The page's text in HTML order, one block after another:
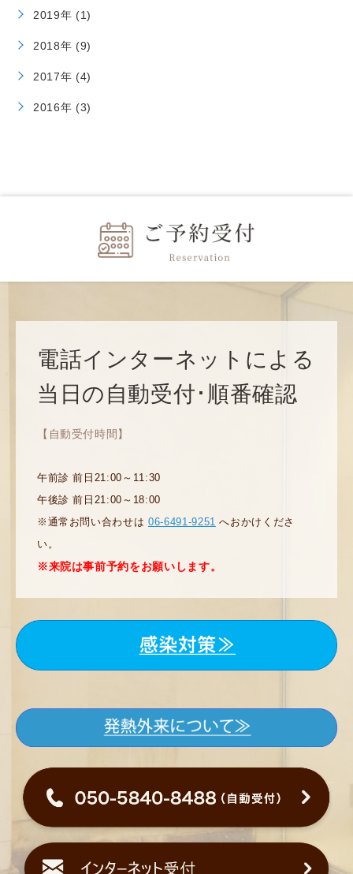
2019年 (1)
2018年 (9)
2017年 (4)
2016年 (3)
電話インターネットによる
当日の自動受付･順番確認
【自動受付時間】
午前診 前日21:00～11:30
午後診 前日21:00～18:00
※通常お問い合わせは06-6491-9251 へおかけくださ
い。
※来院は事前予約をお願いします。